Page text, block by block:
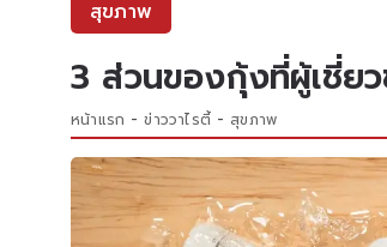
สุขภาพ
3 ส่วนของกุ้งที่ผู้เชี่ยว
หน้าแรก ข่าววาไรตี้ สุขภาพ